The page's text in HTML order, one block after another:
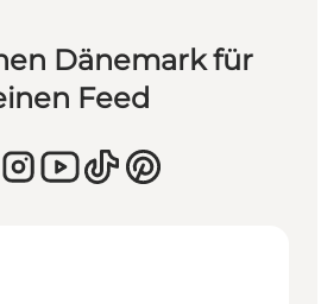
Dänemark für
Feed